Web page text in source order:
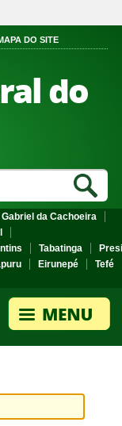
DO SITE
do
Gabriel da Cachoeira
Tabatinga
Eirunepé
Tefé